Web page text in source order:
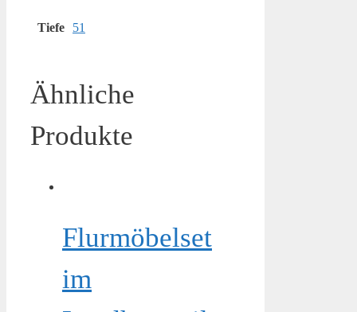
Tiefe 51
Ähnliche
Produkte
Flurmöbelset
im